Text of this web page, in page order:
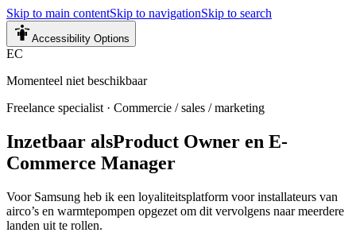
Skip to main contentSkip to navigationSkip to search
Accessibility Options
EC
Momenteel niet beschikbaar
Freelance specialist · Commercie / sales / marketing
Inzetbaar alsProduct Owner en E-
Commerce Manager
Voor Samsung heb ik een loyaliteitsplatform voor installateurs van
airco’s en warmtepompen opgezet om dit vervolgens naar meerdere
landen uit te rollen.